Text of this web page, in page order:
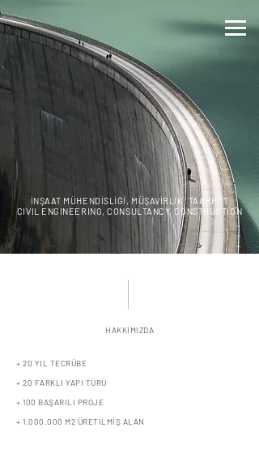
İNŞAAT MÜHENDİSLİĞİ, MÜŞAVİRLİK, TAAHHÜT
CIVIL ENGINEERING, CONSULTANCY, CONSTRUCTION
HAKKIMIZDA
+ 20 YIL TECRÜBE
+ 20 FARKLI YAPI TÜRÜ
+ 100 BAŞARILI PROJE
+ 1.000.000 M2 ÜRETİLMİŞ ALAN